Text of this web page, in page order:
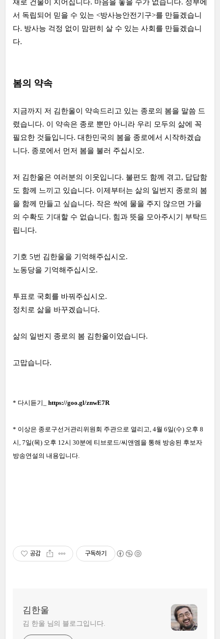
재로 건물이 지어집니다. 마음을 놓을 수가 없습니다. 정부에
서 독립되어 믿을 수 있는 <방사능안전기구>를 만들겠습니
다. 방사능 걱정 없이 맘편히 살 수 있는 사회를 만들겠습니
다.
봄의 약속
지금까지 저 김한울이 약속드리고 있는 종로의 봄을 말씀 드
렸습니다. 이 약속은 종로 뿐만 아니라 우리 모두의 삶에 꼭
필요한 것들입니다. 대한민국의 봄을 종로에서 시작하겠습
니다. 종로에서 먼저 봄을 불러 주십시오.
저 김한울은 여러분의 이웃입니다. 불편도 함께 겪고, 답답함
도 함께 느끼고 있습니다. 이제부터는 삶의 일번지 종로의 봄
을 함께 만들고 싶습니다. 작은 싹에 물을 주지 않으면 가을
의 수확도 기대할 수 없습니다. 힘과 뜻을 모아주시기 부탁드
립니다.
기호 5번 김한울을 기억해주십시오.
노동당을 기억해주십시오.
투표로 국회를 바꿔주십시오.
정치로 삶을 바꾸겠습니다.
삶의 일번지 종로의 봄 김한울이었습니다.
고맙습니다.
* 다시듣기_ https://goo.gl/znwE7R
* 이상은 종로구선거관리위원회 주관으로 열리고, 4월 6일(수) 오후 8
시, 7일(목) 오후 12시 30분에 티브로드/씨앤엠을 통해 방송된 후보자
방송연설의 내용입니다.
공감 구독하기
김한울
김 한울 님의 블로그입니다.